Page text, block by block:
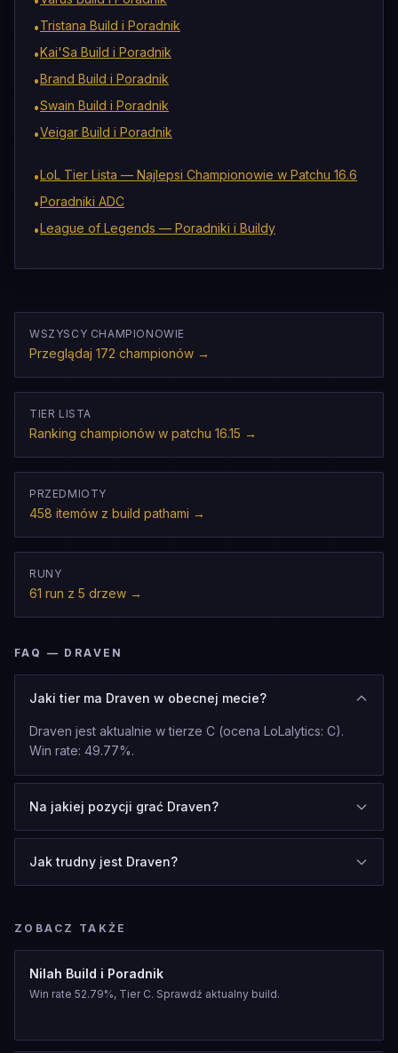
•Tristana Build i Poradnik
•Kai'Sa Build i Poradnik
•Brand Build i Poradnik
•Swain Build i Poradnik
•Veigar Build i Poradnik
•LoL Tier Lista — Najlepsi Championowie w Patchu 16.6
•Poradniki ADC
•League of Legends — Poradniki i Buildy
WSZYSCY CHAMPIONOWIE
Przeglądaj 172 championów →
TIER LISTA
Ranking championów w patchu 16.15 →
PRZEDMIOTY
458 itemów z build pathami →
RUNY
61 run z 5 drzew →
FAQ — DRAVEN
Jaki tier ma Draven w obecnej mecie?
Draven jest aktualnie w tierze C (ocena LoLalytics: C).
Win rate: 49.77%.
Na jakiej pozycji grać Draven?
Jak trudny jest Draven?
ZOBACZ TAKŻE
Nilah Build i Poradnik
Win rate 52.79%, Tier C. Sprawdź aktualny build.